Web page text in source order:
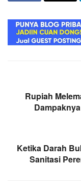
Rupiah
Ketika Darah
Sanitasi